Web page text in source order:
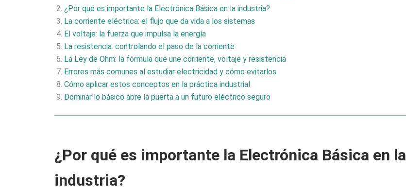
¿Por qué es importante la Electrónica Básica en la industria?
La corriente eléctrica: el flujo que da vida a los sistemas
El voltaje: la fuerza que impulsa la energía
La resistencia: controlando el paso de la corriente
La Ley de Ohm: la fórmula que une corriente, voltaje y resistencia
Errores más comunes al estudiar electricidad y cómo evitarlos
Cómo aplicar estos conceptos en la práctica industrial
Dominar lo básico abre la puerta a un futuro eléctrico seguro
¿Por qué es importante la Electrónica Básica en la
industria?